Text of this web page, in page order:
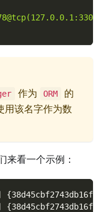
作为 ORM
的
用该名字作为数
来看一个示例：